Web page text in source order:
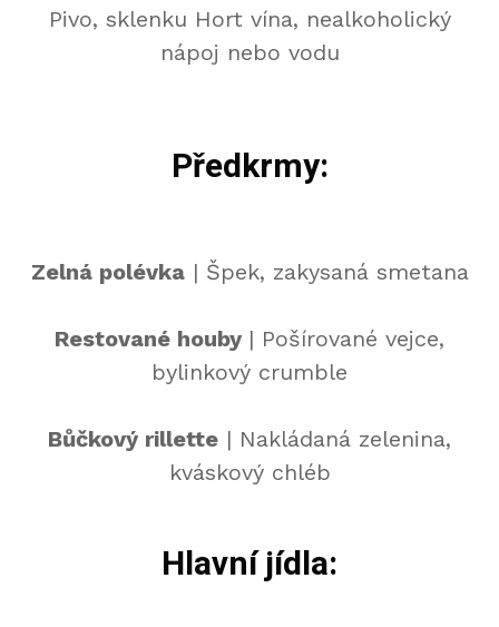
Pivo, sklenku Hort vína, nealkoholický
nápoj nebo vodu
Předkrmy:
Zelná polévka| Špek, zakysaná smetana
Restované houby | Pošírované vejce,
bylinkový crumble
Bůčkový rillette | Nakládaná zelenina,
kváskový chléb
Hlavní jídla: